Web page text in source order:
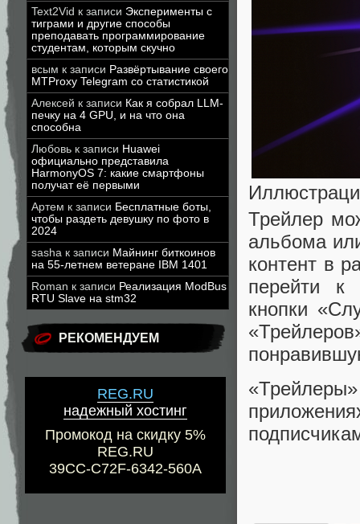
Text2Vid к записи Эксперименты с
тиграми и другие способы
преподавать программирование
студентам, которым скучно
всым к записи Развёртывание своего
MTProxy Telegram со статистикой
Алексей к записи Как я собрал LLM-
печку на 4 GPU, и на что она
способна
Любовь к записи Huawei
официально представила
HarmonyOS 7: какие смартфоны
получат её первыми
Артем к записи Бесплатные боты,
чтобы раздеть девушку по фото в
2024
sasha к записи Майнинг биткоинов
на 55-летнем ветеране IBM 1401
Roman к записи Реализация ModBus
RTU Slave на stm32
РЕКОМЕНДУЕМ
REG.RU
надежный хостинг
Промокод на скидку 5%
REG.RU
39CC-C72F-6342-560A
Трейлер
альбома
контент в
перейти к
кнопки